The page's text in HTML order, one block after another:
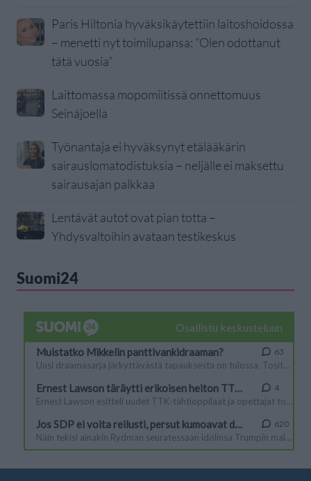
Paris Hiltonia hyväksikäytettiin laitoshoidossa
– menetti nyt toimilupansa: ”Olen odottanut
tätä vuosia”
Laittomassa mopomiitissä onnettomuus
Seinäjoella
Työnantaja ei hyväksynyt etälääkärin
sairauslomatodistuksia – neljälle ei maksettu
sairausajan palkkaa
Lentävät autot ovat pian totta –
Yhdysvaltoihin avataan testikeskus
Suomi24